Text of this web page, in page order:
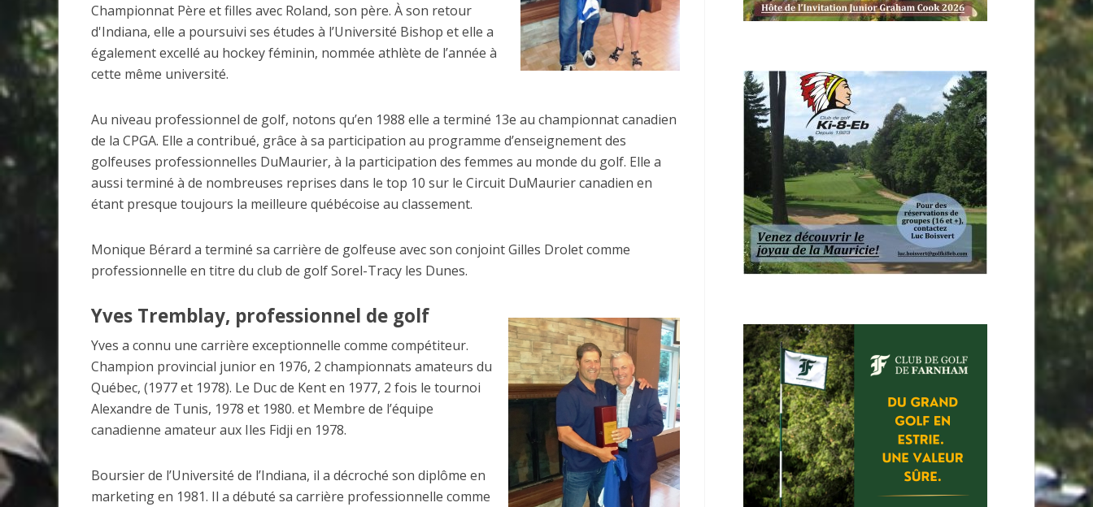
Championnat Père et filles avec Roland, son père. À son retour
d'Indiana, elle a poursuivi ses études à l’Université Bishop et elle a
également excellé au hockey féminin, nommée athlète de l’année à
cette même université.
Au niveau professionnel de golf, notons qu’en 1988 elle a terminé 13e au championnat canadien
de la CPGA. Elle a contribué, grâce à sa participation au programme d’enseignement des
golfeuses professionnelles DuMaurier, à la participation des femmes au monde du golf. Elle a
aussi terminé à de nombreuses reprises dans le top 10 sur le Circuit DuMaurier canadien en
étant presque toujours la meilleure québécoise au classement.
Monique Bérard a terminé sa carrière de golfeuse avec son conjoint Gilles Drolet comme
professionnelle en titre du club de golf Sorel-Tracy les Dunes.
Yves Tremblay, professionnel de golf
Yves a connu une carrière exceptionnelle comme compétiteur.
Champion provincial junior en 1976, 2 championnats amateurs du
Québec, (1977 et 1978). Le Duc de Kent en 1977, 2 fois le tournoi
Alexandre de Tunis, 1978 et 1980. et Membre de l’équipe
canadienne amateur aux Iles Fidji en 1978.
Boursier de l’Université de l’Indiana, il a décroché son diplôme en
marketing en 1981. Il a débuté sa carrière professionnelle comme